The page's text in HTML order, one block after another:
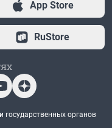
App Store
RuStore
органов